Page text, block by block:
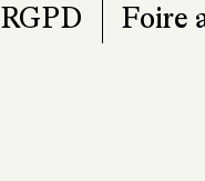
RGPD Foire